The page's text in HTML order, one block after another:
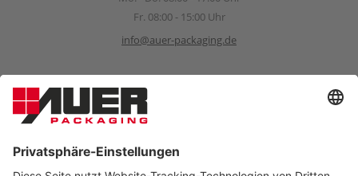
Fr. 08:00 - 15:00 Uhr
info@auer-packaging.de
Sponsoring Anfragen
sponsoring@auer-packaging.com